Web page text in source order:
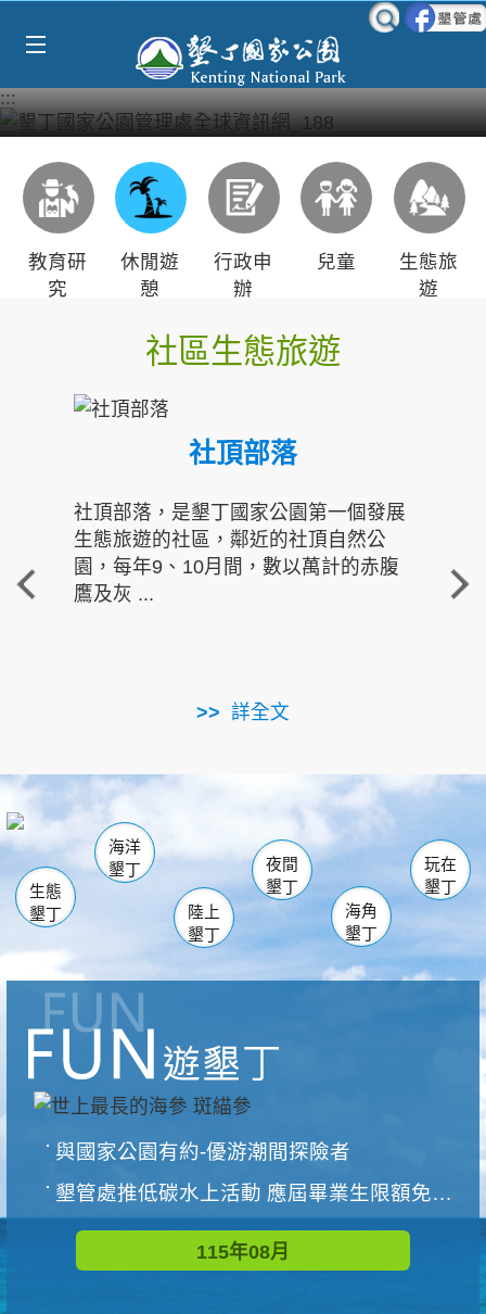
:::
教育研
究
休閒遊
憩
行政申
辦
兒童
生態旅
遊
社區生態旅遊
社頂部落
社頂部落，是墾丁國家公園第一個發展
生態旅遊的社區，鄰近的社頂自然公
園，每年9、10月間，數以萬計的赤腹
鷹及灰 ...
詳全文
重
走進
南仁湖
海生館
恆春 佳樂水
龍鑾潭自然中心 森林遊樂區
瓊麻館
關山 墾管處遊客中心
社頂公園 風吹沙
船帆石
白砂 龍磐公園
香蕉灣
砂島
鵝鑾鼻
生態
墾丁
海洋
墾丁
陸上
墾丁
夜間
墾丁
海角
墾丁
玩在
墾丁
與國家公園有約-優游潮間探險者
墾管處推低碳水上活動 應屆畢業生限額免費參加
115年08月